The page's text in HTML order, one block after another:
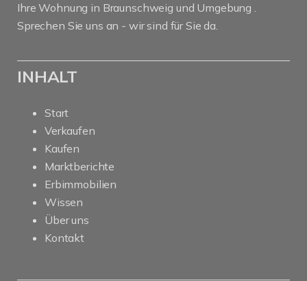
Ihre Wohnung in Braunschweig und Umgebung .
Sprechen Sie uns an - wir sind für Sie da.
INHALT
Start
Verkaufen
Kaufen
Marktberichte
Erbimmobilien
Wissen
Über uns
Kontakt